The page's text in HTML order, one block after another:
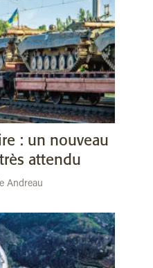
: un nouveau
attendu
Andreau